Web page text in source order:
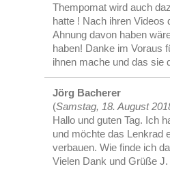
Thempomat wird auch
hatte ! Nach ihren Videos
Ahnung davon haben
haben! Danke im Voraus
ihnen mache und das sie
Jörg Bacherer
(Samstag, 18. August
Hallo und guten Tag. Ich
und möchte das Lenkrad
verbauen. Wie finde ich
Vielen Dank und Grüße